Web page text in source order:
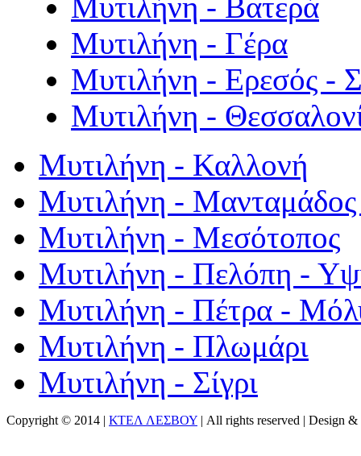
Μυτιλήνη - Βατερά
Μυτιλήνη - Γέρα
Μυτιλήνη - Ερεσός -
Μυτιλήνη -
Μυτιλήνη - Καλλονή
Μυτιλήνη - Μανταμάδος
Μυτιλήνη - Μεσότοπος
Μυτιλήνη - Πελόπη -
Μυτιλήνη - Πέτρα -
Μυτιλήνη - Πλωμάρι
Μυτιλήνη - Σίγρι
Copyright © 2014 | ΚΤΕΛ ΛΕΣΒΟΥ | All rights reserved | Design &